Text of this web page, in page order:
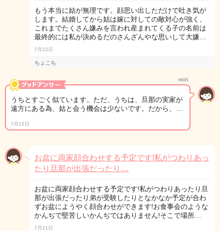
もう本当に姑が無理です。顔思い出しただけで吐き気が
します。結婚してから姑は嫁に対しての敵対心が強く、
これまでたくさん嫌みを言われ産まれてくる子の名前は
最終的には私が決めるだのさんざんやな思いして大嫌…
7月22日
ちょこち
miri
うちとすごく似ています。ただ、うちは、旦那の実家が
遠方にある為、姑と会う機会は少ないです。だから、…
7月22日
お盆に両家顔合わせする予定です!私がつわりあっ
たり旦那が出張だったり…
お盆に両家顔合わせする予定です!私がつわりあったり旦
那が出張だったり弟が受験したりとなかなか予定が合わ
ずお盆にようやく顔合わせができます!お食事会のような
かんぢで堅苦しいかんぢではありません!そこで場所…
7月21日